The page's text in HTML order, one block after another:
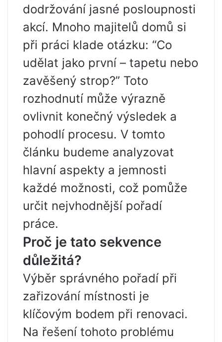
dodržování jasné posloupnosti
akcí. Mnoho majitelů domů si
při práci klade otázku: “Co
udělat jako první – tapetu nebo
zavěšený strop?” Toto
rozhodnutí může výrazně
ovlivnit konečný výsledek a
pohodlí procesu. V tomto
článku budeme analyzovat
hlavní aspekty a jemnosti
každé možnosti, což pomůže
určit nejvhodnější pořadí
práce.
Proč je tato sekvence
důležitá?
Výběr správného pořadí při
zařizování místnosti je
klíčovým bodem při renovaci.
Na řešení tohoto problému